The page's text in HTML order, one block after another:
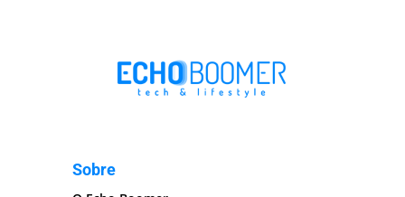
Sobre